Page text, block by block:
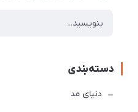
دسته‌بندی
دنیای مد